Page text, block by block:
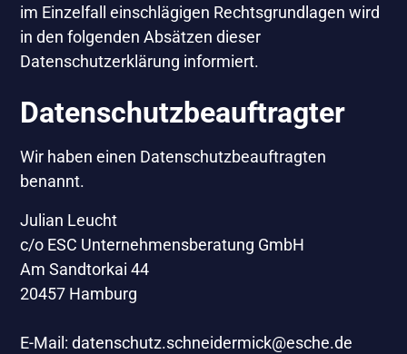
im Einzelfall einschlägigen Rechtsgrundlagen wird
in den folgenden Absätzen dieser
Datenschutzerklärung informiert.
Datenschutz­beauftragter
Wir haben einen Datenschutzbeauftragten
benannt.
Julian Leucht
c/o ESC Unternehmensberatung GmbH
Am Sandtorkai 44
20457 Hamburg
E-Mail: datenschutz.schneidermick@esche.de